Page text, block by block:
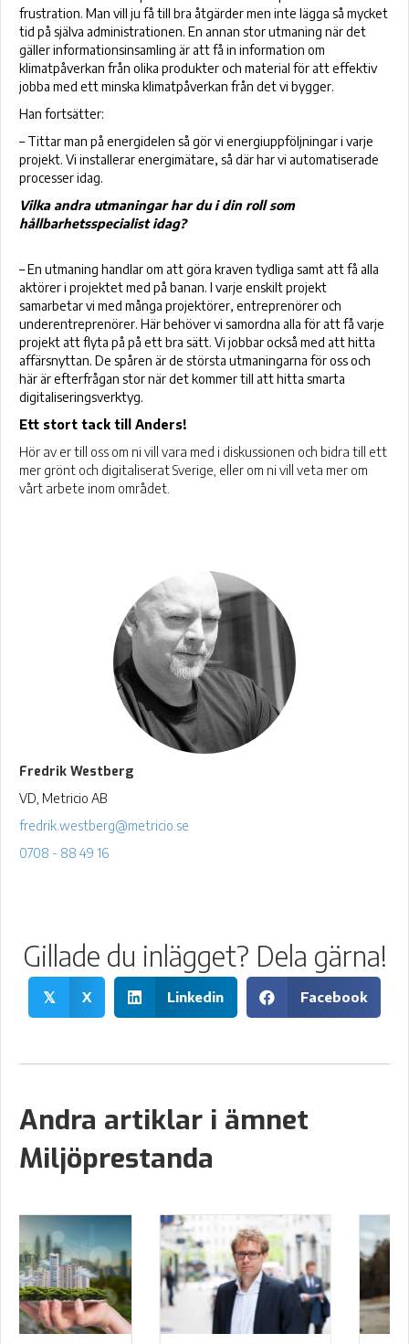
frustration. Man vill ju få till bra åtgärder men inte lägga så mycket
tid på själva administrationen. En annan storutmaning när det
gäller informationsinsamling är att få in information om
klimatpåverkan från olika produkter och material för att effektiv
jobba med ett minska klimatpåverkan från det vi bygger.
Han fortsätter:
– Tittar man på energidelen så gör vi energiuppföljningar i varje
projekt. Vi installerar energimätare, så där har vi automatiserade
processer idag.
Vilka andra utmaningar har du i din roll som
hållbarhetsspecialist idag?
– En utmaning handlar om att göra kraven tydliga samt att få alla
aktörer i projektet med på banan. I varje enskilt projekt
samarbetar vi med många projektörer, entreprenörer och
underentreprenörer. Här behöver vi samordna alla för att få varje
projekt att flyta på på ett bra sätt. Vi jobbar också med att hitta
affärsnyttan. De spåren är de största utmaningarna för oss och
här är efterfrågan stor när det kommer till att hitta smarta
digitaliseringsverktyg.
Ett stort tack till Anders!
Hör av er till oss om ni vill vara med i diskussionen och bidra till ett
mer grönt och digitaliserat Sverige, eller om ni vill veta mer om
vårt arbete inom området.
Fredrik Westberg
VD, Metricio AB
fredrik.westberg@metricio.se
0708 - 88 49 16
Gillade du inlägget? Dela gärna!
𝕏 X Linkedin Facebook
Andra artiklar i ämnet
Miljöprestanda